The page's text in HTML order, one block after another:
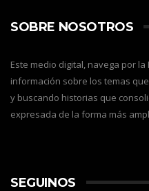
SOBRE NOSOTROS
Este medio digital, navega por
información sobre los temas
y buscando historias que
expresada de la forma más
SEGUINOS